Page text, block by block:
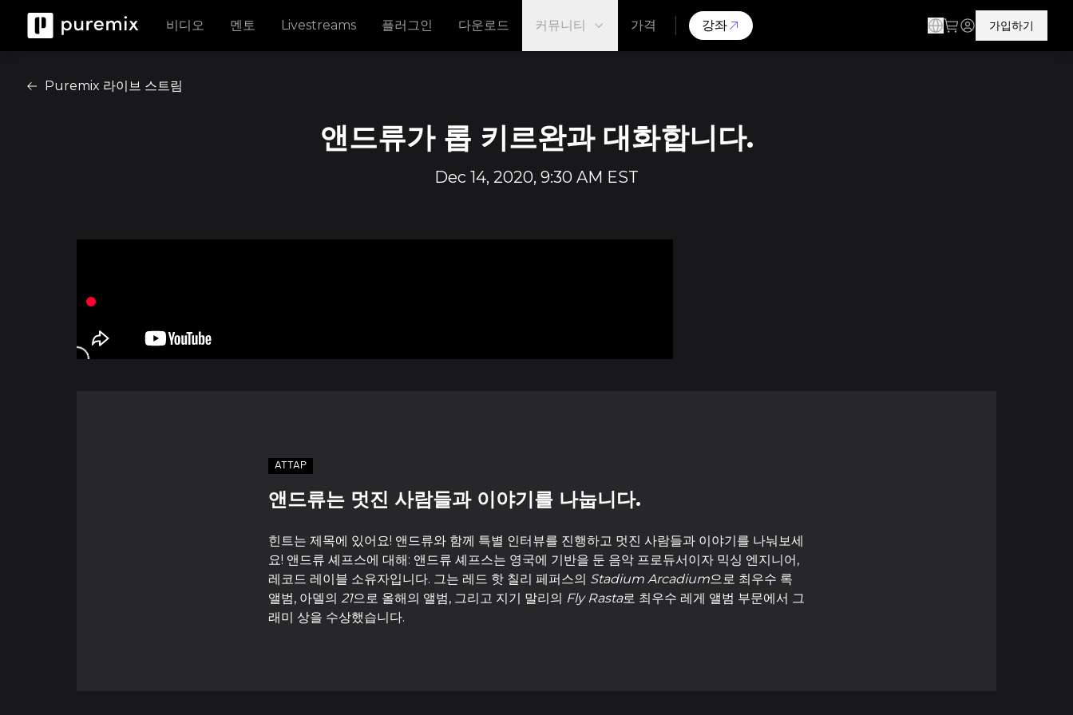
비디오 멘토 Livestreams 플러그인 다운로드 커뮤니티 가격 강좌 가입하기
Puremix 라이브 스트림
앤드류가 롭 키르완과 대화합니다.
Dec 14, 2020, 9:30 AM EST
ATTAP
앤드류는 멋진 사람들과 이야기를 나눕니다.
힌트는 제목에 있어요! 앤드류와 함께 특별 인터뷰를 진행하고 멋진 사람들과 이야기를 나눠보세
요! 앤드류 셰프스에 대해: 앤드류 셰프스는 영국에 기반을 둔 음악 프로듀서이자 믹싱 엔지니어,
레코드 레이블 소유자입니다. 그는 레드 핫 칠리 페퍼스의 Stadium Arcadium으로 최우수 록
앨범, 아델의 21으로 올해의 앨범, 그리고 지기 말리의 Fly Rasta로 최우수 레게 앨범 부문에서 그
래미 상을 수상했습니다.